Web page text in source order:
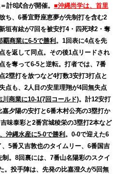
計8試合が開催。 ■沖縄尚学は、首里
ち、6番宜野座恵夢が先制打を含む2
垣有絃が7回を被安打4・四死球2・奪
覇商業に6-5で勝利 。1回表に4点を先
を返して同点。その後1点リードされ
を奪って6-5と逆転。打者では、7番
2塁打を放つなど4打数3安打3打点と
点も、2人目の安里理翔が4回無失点
商業に10-1(7回コールド)。計12安打
夕陽の安打と6番木村公亮の3塁打か
味泰彩と2番宮城稜栄の3塁打2本など
沖縄水産に5-0で勝利 。0-0で迎えた6
5番又吉敦也のタイムリー、6番国吉
。8回裏には、7番山名陽彩のスクイ
。投手陣は、先発の比嘉澄久が5回無